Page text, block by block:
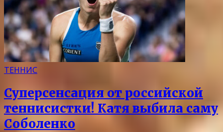
ТЕННИС
Суперсенсация от российской
теннисистки! Катя выбила саму
Соболенко